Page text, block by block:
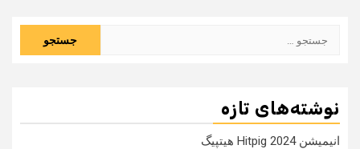
نوشته‌های تازه
انیمیشن Hitpig 2024 هیتپیگ